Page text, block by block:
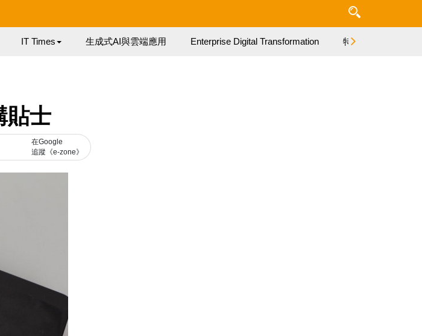
IT Times 生成式AI與雲端應用 Enterprise Digital Transformation 特集
貼士
在Google
追蹤《e-zone》